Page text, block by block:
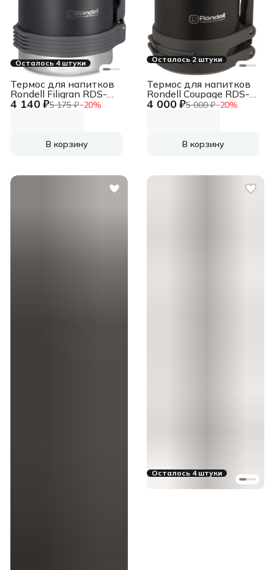
Осталось 4 штуки
4 140 ₽5 175 ₽−20%
Термос для напитков
Rondell Filigran RDS-
1896 2.3л. темно-
В корзину
Осталось 2 штуки
4 000 ₽5 000 ₽−20%
Термос для напитков
Rondell Coupage RDS-
1885 1.5л. черный
В корзину
Осталось 4 штуки